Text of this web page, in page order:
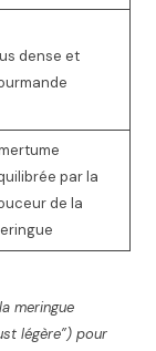
dense et
par la
de la
meringue
légère”) pour